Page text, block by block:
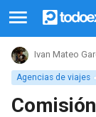
Agencias de viajes
Ivan Mateo